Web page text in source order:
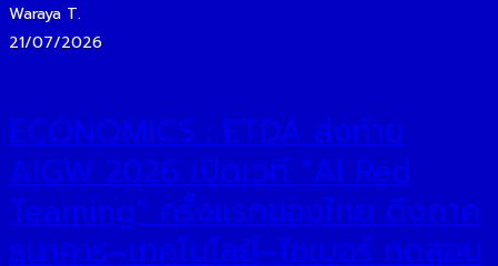
Waraya T.
21/07/2026
ECONOMICS : ETDA ส่งท้าย
AIGW 2026 เปิดเวที “AI Red
Teaming” ครั้งแรกของไทย ดึงภาค
ธนาคาร–เทคโนโลยี–ไซเบอร์ ทดสอบ